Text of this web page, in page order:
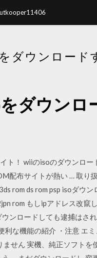
ダウンロード
ダウンロ
ト！ wiiのisoのダウンロー
配布サイトが熱い … 取り
rom ds rom psp isoダウン
rom もしipアドレス改竄
ンロードしても逮捕はさ
な機能の紹介 ・注意 エ
せん 実機、純正ソフトを